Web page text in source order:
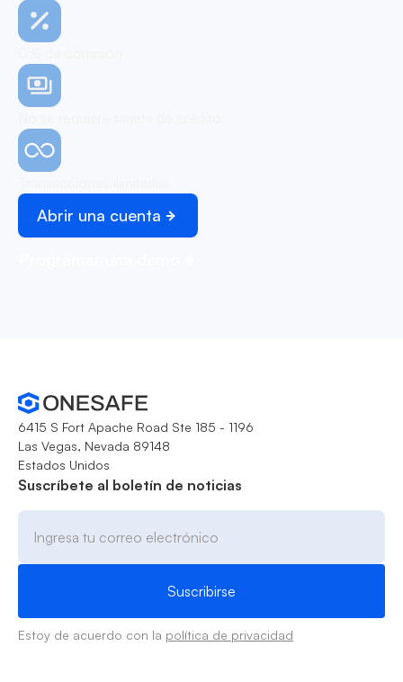
Abrir una cuenta
6415 S Fort Apache Road Ste 185 - 1196
Las Vegas, Nevada 89148
Estados Unidos
Suscríbete al boletín de noticias
Estoy de acuerdo con la política de privacidad